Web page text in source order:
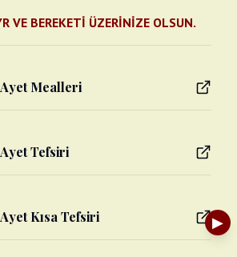
VE BEREKETİ ÜZERİNİZE OLSUN.
Mealleri
Tefsiri
Kısa Tefsiri ▶